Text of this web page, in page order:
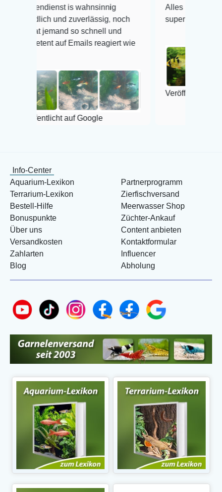
is wahnsinnig
und zuverlässig, noch
so schnell und
auf Emails reagiert wie
auf Google
Alles ist quick lebendig und
super Zustand. Gerne
Veröffentlicht auf Google
Info-Center
Aquarium-Lexikon
Terrarium-Lexikon
Bestell-Hilfe
Bonuspunkte
Über uns
Versandkosten
Zahlarten
Blog
Partnerprogramm
Zierfischversand
Meerwasser Shop
Züchter-Ankauf
Content anbieten
Kontaktformular
Influencer
Abholung